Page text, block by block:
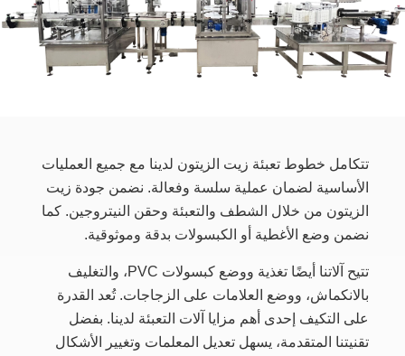
تتكامل خطوط تعبئة زيت الزيتون لدينا مع جميع العمليات
الأساسية لضمان عملية سلسة وفعالة. نضمن جودة زيت
الزيتون من خلال الشطف والتعبئة وحقن النيتروجين. كما
نضمن وضع الأغطية أو الكبسولات بدقة وموثوقية.
تتيح آلاتنا أيضًا تغذية ووضع كبسولات PVC، والتغليف
بالانكماش، ووضع العلامات على الزجاجات. تُعد القدرة
على التكيف إحدى أهم مزايا آلات التعبئة لدينا. بفضل
تقنيتنا المتقدمة، يسهل تعديل المعلمات وتغيير الأشكال